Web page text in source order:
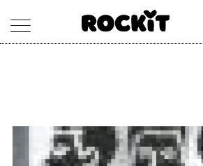
ARTISTI
CONCERTI
SHOP